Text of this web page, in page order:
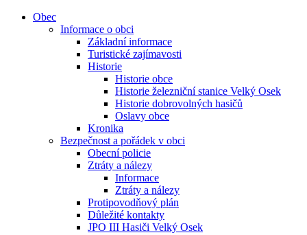
Obec
Informace o obci
Základní informace
Turistické zajímavosti
Historie
Historie obce
Historie železniční stanice Velký Osek
Historie dobrovolných hasičů
Oslavy obce
Kronika
Bezpečnost a pořádek v obci
Obecní policie
Ztráty a nálezy
Informace
Ztráty a nálezy
Protipovodňový plán
Důležité kontakty
JPO III Hasiči Velký Osek